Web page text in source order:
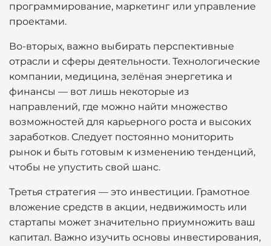
программирование, маркетинг или управление
проектами.
Во-вторых, важно выбирать перспективные
отрасли и сферы деятельности. Технологические
компании, медицина, зелёная энергетика и
финансы — вот лишь некоторые из
направлений, где можно найти множество
возможностей для карьерного роста и высоких
заработков. Следует постоянно мониторить
рынок и быть готовым к изменению тенденций,
чтобы не упустить свой шанс.
Третья стратегия — это инвестиции. Грамотное
вложение средств в акции, недвижимость или
стартапы может значительно приумножить ваш
капитал. Важно изучить основы инвестирования,